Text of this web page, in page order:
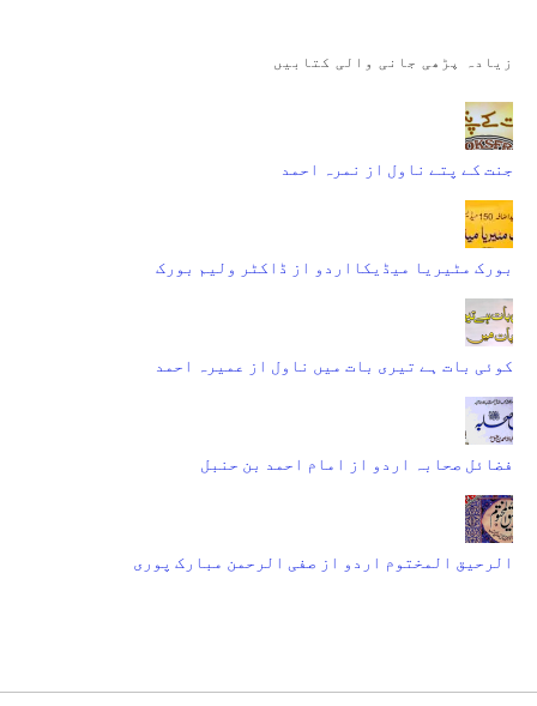
زیادہ پڑھی جانی والی کتابیں
جنت کے پتے ناول از نمرہ احمد
بورک مٹیریا میڈیکااردو از ڈاکٹر ولیم بورک
کوئی بات ہے تیری بات میں ناول از عمیرہ احمد
فضائل صحابہ اردو از امام احمد بن حنبل
الرحیق المختوم اردو از صفی الرحمن مبارک پوری